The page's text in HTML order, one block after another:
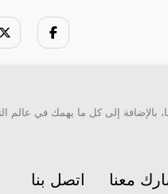
إلى كل ما يهمك في عالم
معنا اتصل بنا